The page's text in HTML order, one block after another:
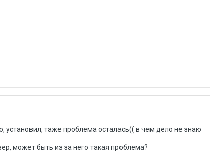
установил, таже проблема осталась(( в чем дело не знаю
может быть из за него такая проблема?